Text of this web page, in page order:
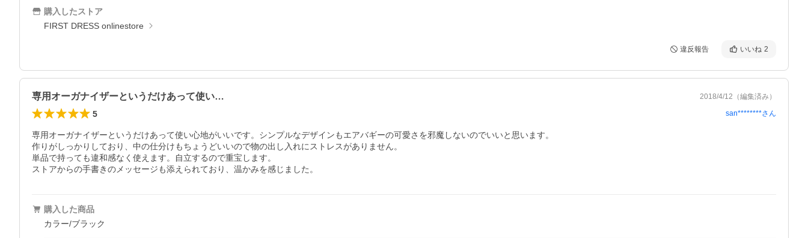
購入したストア
FIRST DRESS onlinestore
違反報告 いいね 2
専用オーガナイザーというだけあって使い… 2018/4/12 （編集済み）
5 san********さん
専用オーガナイザーというだけあって使い心地がいいです。シンプルなデザインもエアバギーの可愛さを邪魔しないのでいいと思います。
作りがしっかりしており、中の仕分けもちょうどいいので物の出し入れにストレスがありません。
単品で持っても違和感なく使えます。自立するので重宝します。
ストアからの手書きのメッセージも添えられており、温かみを感じました。
購入した商品
カラー/ブラック